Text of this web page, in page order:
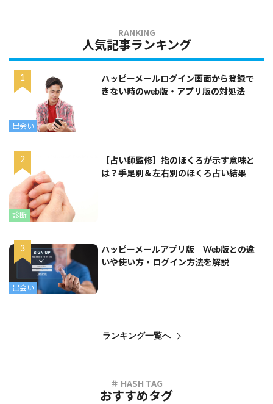
人気記事ランキング
出会い
ハッピーメールログイン画面から登録で
きない時のweb版・アプリ版の対処法
診断
【占い師監修】指のほくろが示す意味と
は？手足別＆左右別のほくろ占い結果
出会い
ハッピーメールアプリ版｜Web版との違
いや使い方・ログイン方法を解説
ランキング一覧へ
おすすめタグ